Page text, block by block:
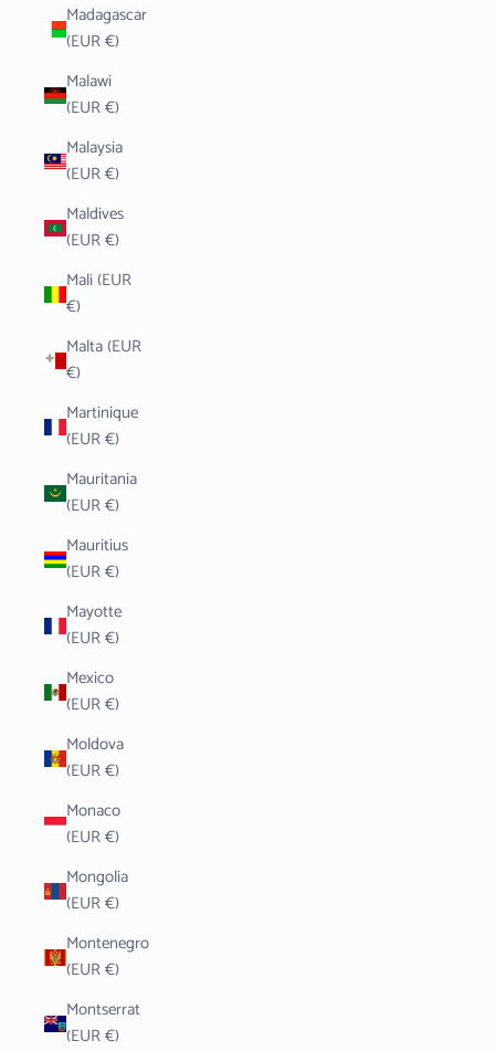
Madagascar
(EUR €)
Malawi
(EUR €)
Malaysia
(EUR €)
Maldives
(EUR €)
Mali (EUR
€)
Malta (EUR
€)
Martinique
(EUR €)
Mauritania
(EUR €)
Mauritius
(EUR €)
Mayotte
(EUR €)
Mexico
(EUR €)
Moldova
(EUR €)
Monaco
(EUR €)
Mongolia
(EUR €)
Montenegro
(EUR €)
Montserrat
(EUR €)